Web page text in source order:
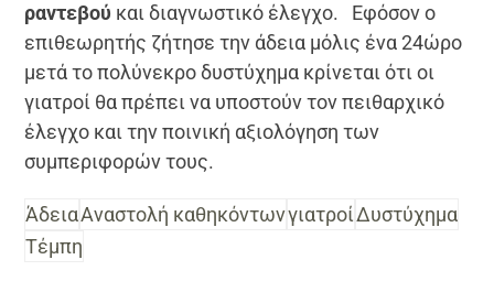
ραντεβού και διαγνωστικό έλεγχο. Εφόσον ο
επιθεωρητής ζήτησε την άδεια μόλις ένα 24ώρο
μετά το πολύνεκρο δυστύχημα κρίνεται ότι οι
γιατροί θα πρέπει να υποστούν τον πειθαρχικό
έλεγχο και την ποινική αξιολόγηση των
συμπεριφορών τους.
ΆδειαΑναστολή καθηκόντωνγιατροίΔυστύχημα
Τέμπη